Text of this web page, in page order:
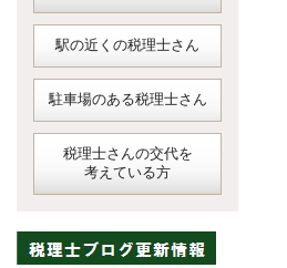
駅の近くの税理士さん
駐車場のある税理士さん
税理士さんの交代を
考えている方